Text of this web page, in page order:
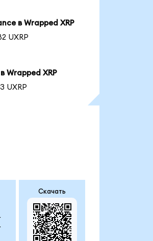
в Wrapped XRP
UXRP
Wrapped XRP
UXRP
Скачать